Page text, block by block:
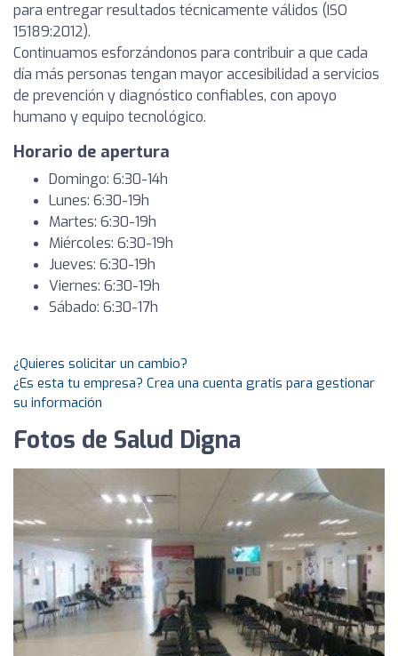
para entregar resultados técnicamente válidos (ISO
15189:2012).
Continuamos esforzándonos para contribuir a que cada
día más personas tengan mayor accesibilidad a servicios
de prevención y diagnóstico confiables, con apoyo
humano y equipo tecnológico.
Horario de apertura
Domingo: 6:30-14h
Lunes: 6:30-19h
Martes: 6:30-19h
Miércoles: 6:30-19h
Jueves: 6:30-19h
Viernes: 6:30-19h
Sábado: 6:30-17h
¿Quieres solicitar un cambio?
¿Es esta tu empresa? Crea una cuenta gratis para gestionar
su información
Fotos de Salud Digna